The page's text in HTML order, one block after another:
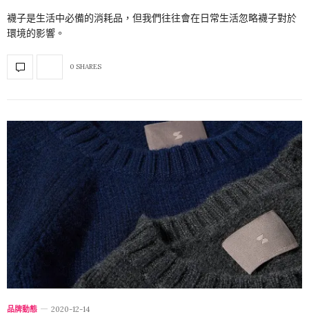
襪子是生活中必備的消耗品，但我們往往會在日常生活忽略襪子對於
環境的影響。
0 SHARES
品牌動態 2020-12-14